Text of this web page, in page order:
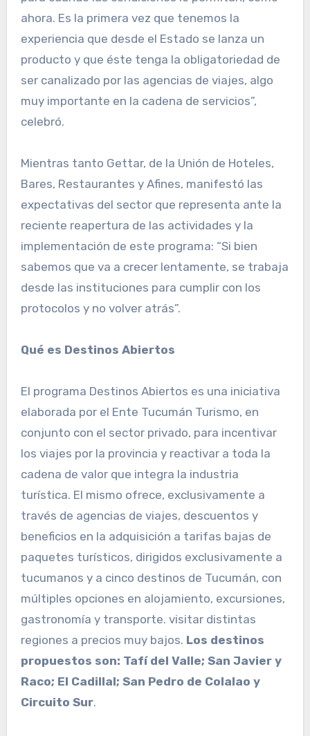
ahora. Es la primera vez que tenemos la
experiencia que desde el Estado se lanza un
producto y que éste tenga la obligatoriedad de
ser canalizado por las agencias de viajes, algo
muy importante en la cadena de servicios”,
celebró.
Mientras tanto Gettar, de la Unión de Hoteles,
Bares, Restaurantes y Afines, manifestó las
expectativas del sector que representa ante la
reciente reapertura de las actividades y la
implementación de este programa: “Si bien
sabemos que va a crecer lentamente, se trabaja
desde las instituciones para cumplir con los
protocolos y no volver atrás”.
Qué es Destinos Abiertos
El programa Destinos Abiertos es una iniciativa
elaborada por el Ente Tucumán Turismo, en
conjunto con el sector privado, para incentivar
los viajes por la provincia y reactivar a toda la
cadena de valor que integra la industria
turística. El mismo ofrece, exclusivamente a
través de agencias de viajes, descuentos y
beneficios en la adquisición a tarifas bajas de
paquetes turísticos, dirigidos exclusivamente a
tucumanos y a cinco destinos de Tucumán, con
múltiples opciones en alojamiento, excursiones,
gastronomía y transporte. visitar distintas
regiones a precios muy bajos. Los destinos
propuestos son: Tafí del Valle; San Javier y
Raco; El Cadillal; San Pedro de Colalao y
Circuito Sur.